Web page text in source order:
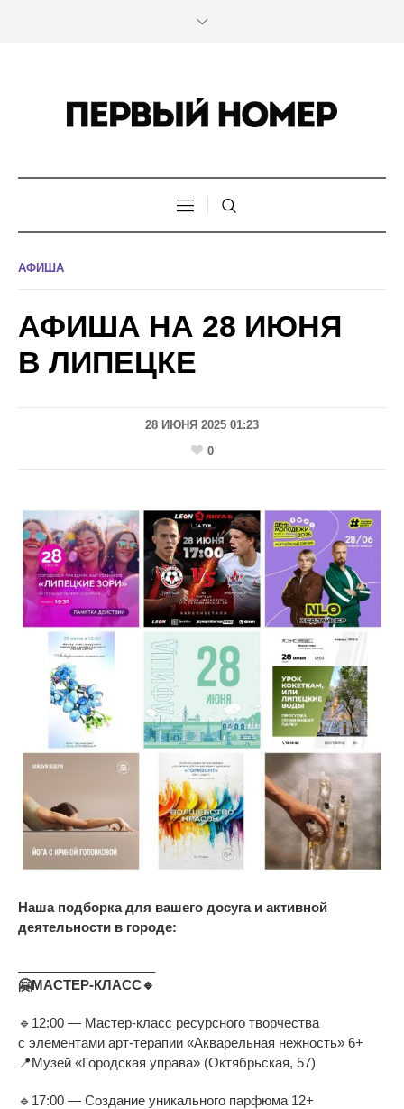
АФИША
АФИША НА 28 ИЮНЯ
В ЛИПЕЦКЕ
28 ИЮНЯ 2025 01:23
0
Наша подборка для вашего досуга и активной
деятельности в городе:
🤗МАСТЕР-КЛАСС🔹
🔹 12:00 — Мастер-класс ресурсного творчества
с элементами арт-терапии «Акварельная нежность» 6+
📍Музей «Городская управа» (Октябрьская, 57)
🔹 17:00 — Создание уникального парфюма 12+